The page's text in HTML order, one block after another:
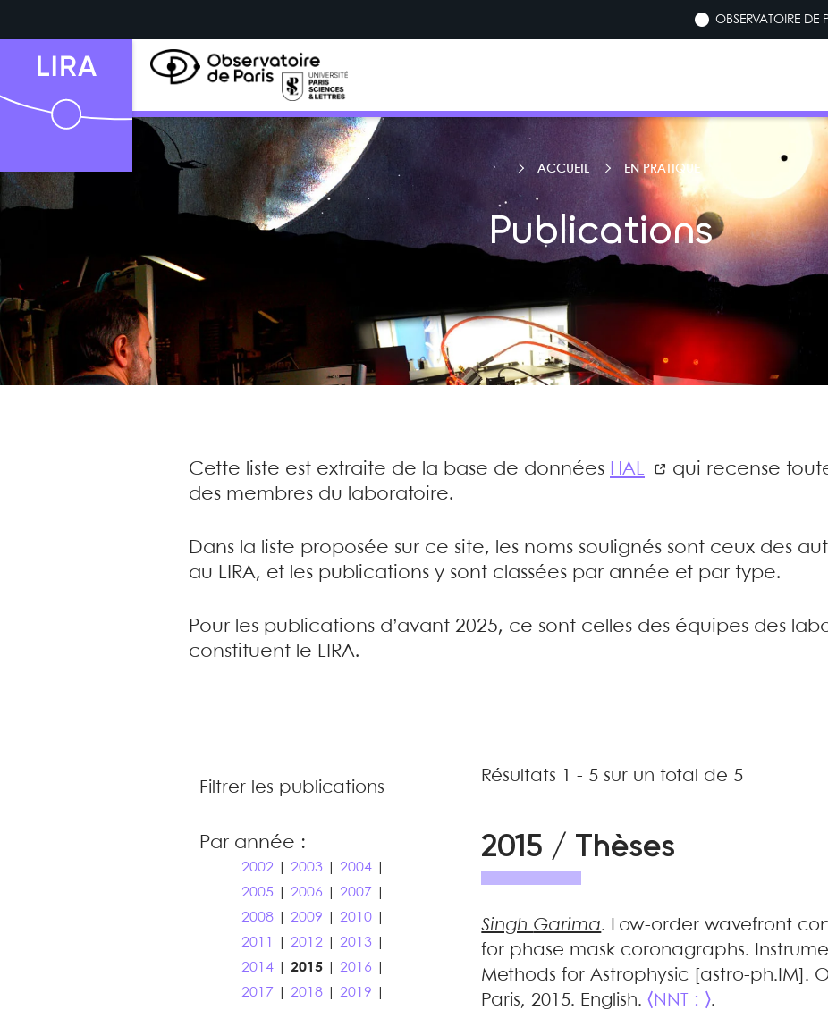
OBSERVATOIRE DE
ACCUEIL EN PRATIQUE
Publications
Cette liste est extraite de la base de données HAL
qui recense
des membres du laboratoire.
Dans la liste proposée sur ce site, les noms soulignés sont ceux des
au LIRA, et les publications y sont classées par année et par type.
Pour les publications d’avant 2025, ce sont celles des équipes des
constituent le LIRA.
Filtrer les publications
Par année :
2002 |2003 |2004
2005 |2006 |2007
2008 |2009 |2010
2011
|2012 |2013
2014 |2015 |2016
2017 |2018 |2019
Résultats 1 - 5 sur un total de 5
2015 / Thèses
Singh Garima. Low-order wavefront
for phase mask coronagraphs.
Methods for Astrophysic [astro-ph.IM].
Paris, 2015. English.⟨NNT : ⟩.